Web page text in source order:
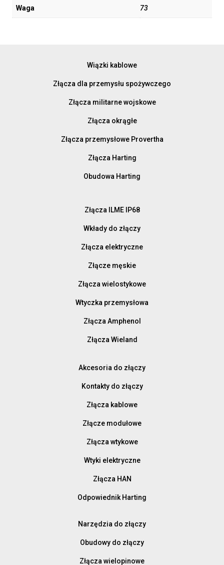
Waga 73
Wiązki kablowe
Złącza dla przemysłu spożywczego
Złącza militarne wojskowe
Złącza okrągłe
Złącza przemysłowe Provertha
Złącza Harting
Obudowa Harting
Złącza ILME IP68
Wkłady do złączy
Złącza elektryczne
Złącze męskie
Złącza wielostykowe
Wtyczka przemysłowa
Złącza Amphenol
Złącza Wieland
Akcesoria do złączy
Kontakty do złączy
Złącza kablowe
Złącze modułowe
Złącza wtykowe
Wtyki elektryczne
Złącza HAN
Odpowiednik Harting
Narzędzia do złączy
Obudowy do złączy
Złącza wielopinowe